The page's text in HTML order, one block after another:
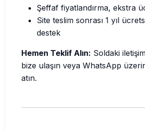
Şeffaf fiyatlandırma, ekstra
Site teslim sonrası 1 yıl
destek
Hemen Teklif Alın: Soldaki
bize ulaşın veya WhatsApp
atın.